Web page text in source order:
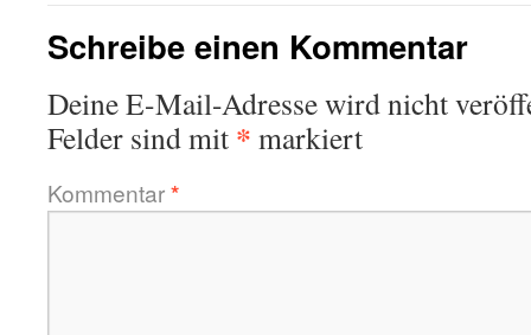
Schreibe einen Kommentar
Deine E-Mail-Adresse wird nicht
Felder sind mit * markiert
Kommentar*